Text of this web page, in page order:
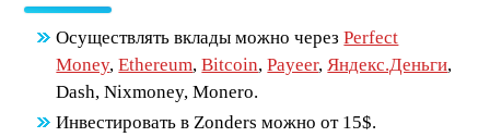
Осуществлять вклады можно черезPerfect
Money,Ethereum,Bitcoin,Payeer,Яндекс.Деньги,
Dash, Nixmoney, Monero.
Инвестировать в Zonders можно от 15$.